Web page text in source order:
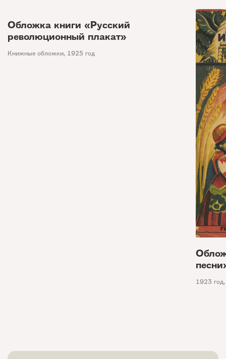
Обложка книги «Русский
революционный плакат»
Книжные обложки, 1925 год
1923 год